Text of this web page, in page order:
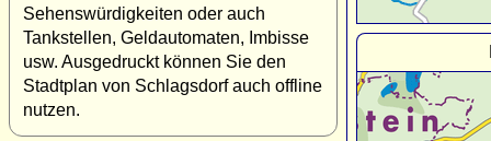
Sehenswürdigkeiten oder auch
Tankstellen, Geldautomaten, Imbisse
usw. Ausgedruckt können Sie den
Stadtplan von Schlagsdorf auch offline
nutzen.